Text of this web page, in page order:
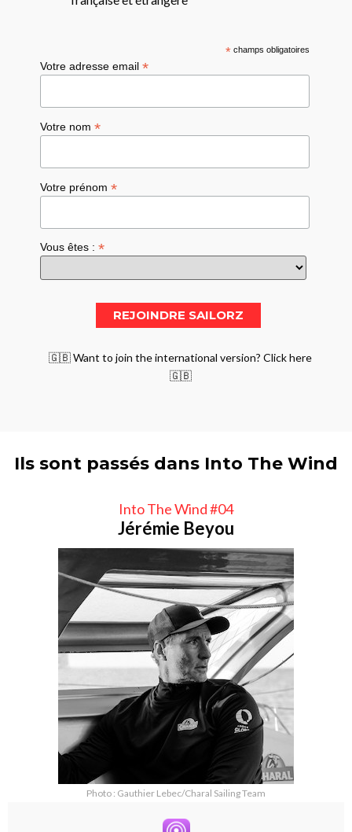
*champs obligatoires
Votre adresse email*
Votre nom*
Votre prénom*
Vous êtes :*
🇬🇧 Want to join the international version? Click here
🇬🇧
Ils sont passés dans Into The Wind
Into The Wind #04
Jérémie Beyou
Photo : Gauthier Lebec/Charal Sailing Team